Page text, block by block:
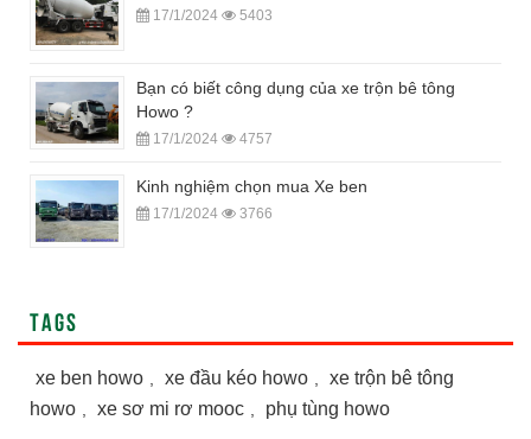
17/1/2024 5403
Bạn có biết công dụng của xe trộn bê tông
Howo ?
17/1/2024 4757
Kinh nghiệm chọn mua Xe ben
17/1/2024 3766
TAGS
xe ben howo , xe đầu kéo howo ,
xe trộn bê tông
howo , xe sơ mi rơ mooc , phụ tùng howo